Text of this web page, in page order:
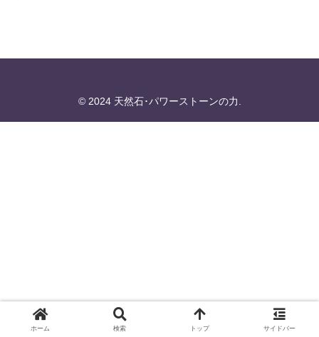
© 2024 天然石･パワーストーンの力.
ホーム 検索 トップ サイドバー